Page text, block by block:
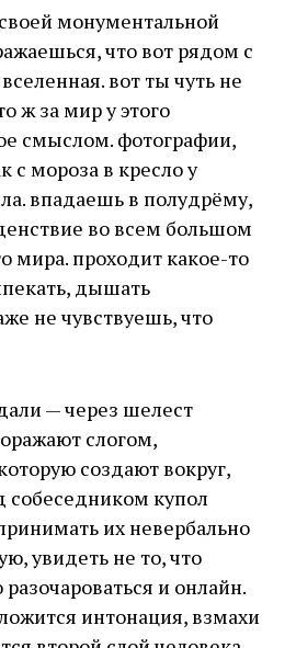
монументальной
что вот рядом с
вот ты чуть не
ж за мир у этого
смыслом. фотографии,
с мороза в кресло у
впадаешь в полудрёму,
во всем большом
мира. проходит какое-то
дышать
не чувствуешь, что
— через шелест
слогом,
создают вокруг,
собеседником купол
их невербально
увидеть не то, что
и онлайн.
интонация, взмахи